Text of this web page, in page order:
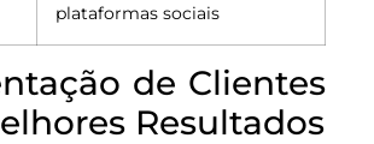
plataformas sociais
de Clientes
Resultados